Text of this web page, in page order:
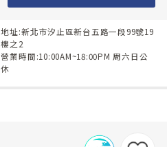
地址:新北市汐止區新台五路一段99號19
樓之2
營業時間:10:00AM~18:00PM 周六日公
休